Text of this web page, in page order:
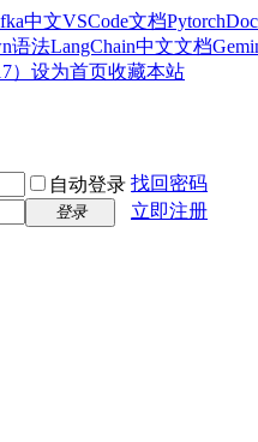
中文VSCode文档Pytorch
语法LangChain中文文档
设为首页收藏本站
自动登录 找回密码
登录 立即注册